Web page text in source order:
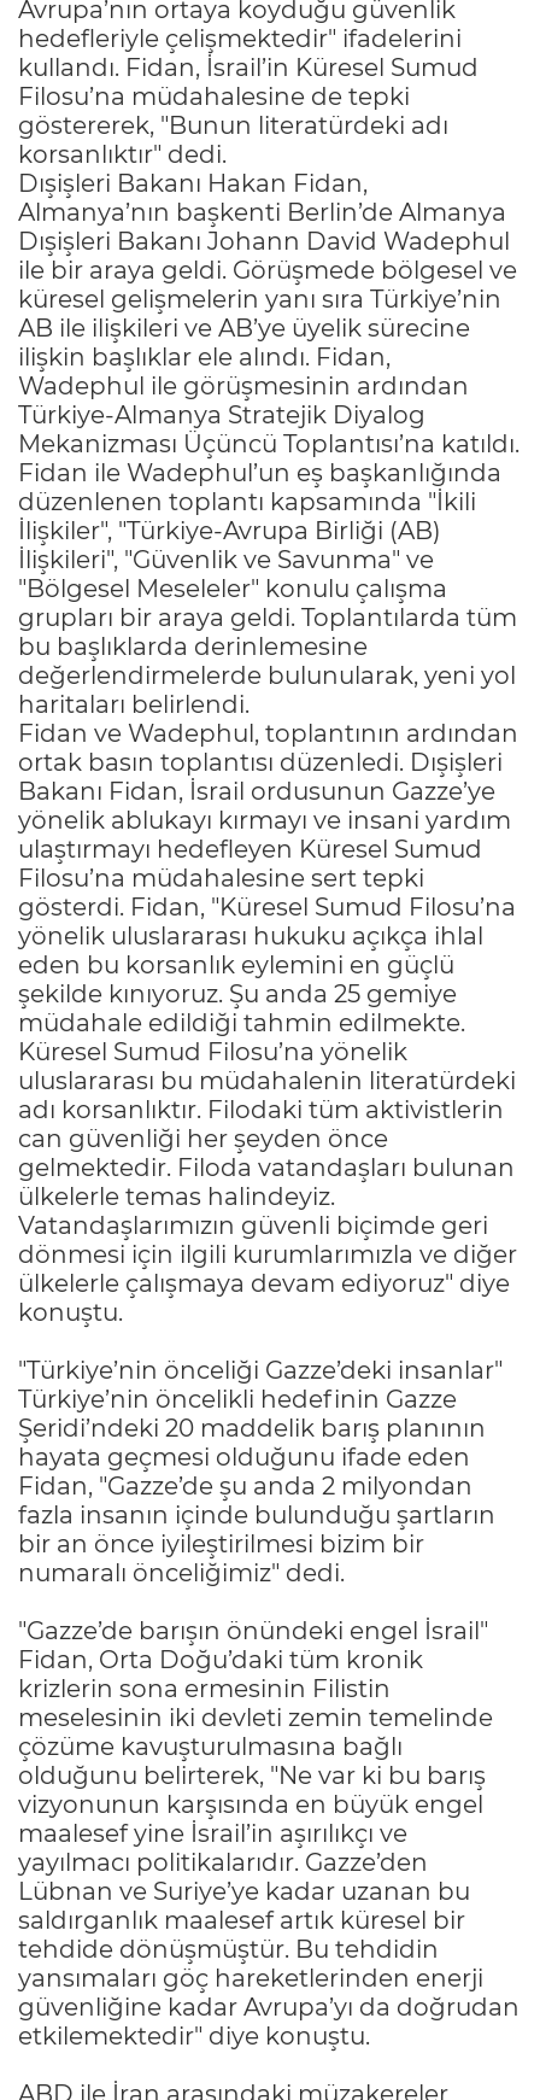
Avrupa’nın ortaya koyduğu güvenlik
hedefleriyle çelişmektedir" ifadelerini
kullandı. Fidan, İsrail’in Küresel Sumud
Filosu’na müdahalesine de tepki
göstererek, "Bunun literatürdeki adı
korsanlıktır" dedi.
Dışişleri Bakanı Hakan Fidan,
Almanya’nın başkenti Berlin’de Almanya
Dışişleri Bakanı Johann David Wadephul
ile bir araya geldi. Görüşmede bölgesel ve
küresel gelişmelerin yanı sıra Türkiye’nin
AB ile ilişkileri ve AB’ye üyelik sürecine
ilişkin başlıklar ele alındı. Fidan,
Wadephul ile görüşmesinin ardından
Türkiye-Almanya Stratejik Diyalog
Mekanizması Üçüncü Toplantısı’na katıldı.
Fidan ile Wadephul’un eş başkanlığında
düzenlenen toplantı kapsamında "İkili
İlişkiler", "Türkiye-Avrupa Birliği (AB)
İlişkileri", "Güvenlik ve Savunma" ve
"Bölgesel Meseleler" konulu çalışma
grupları bir araya geldi. Toplantılarda tüm
bu başlıklarda derinlemesine
değerlendirmelerde bulunularak, yeni yol
haritaları belirlendi.
Fidan ve Wadephul, toplantının ardından
ortak basın toplantısı düzenledi. Dışişleri
Bakanı Fidan, İsrail ordusunun Gazze’ye
yönelik ablukayı kırmayı ve insani yardım
ulaştırmayı hedefleyen Küresel Sumud
Filosu’na müdahalesine sert tepki
gösterdi. Fidan, "Küresel Sumud Filosu’na
yönelik uluslararası hukuku açıkça ihlal
eden bu korsanlık eylemini en güçlü
şekilde kınıyoruz. Şu anda 25 gemiye
müdahale edildiği tahmin edilmekte.
Küresel Sumud Filosu’na yönelik
uluslararası bu müdahalenin literatürdeki
adı korsanlıktır. Filodaki tüm aktivistlerin
can güvenliği her şeyden önce
gelmektedir. Filoda vatandaşları bulunan
ülkelerle temas halindeyiz.
Vatandaşlarımızın güvenli biçimde geri
dönmesi için ilgili kurumlarımızla ve diğer
ülkelerle çalışmaya devam ediyoruz" diye
konuştu.
"Türkiye’nin önceliği Gazze’deki insanlar"
Türkiye’nin öncelikli hedefinin Gazze
Şeridi’ndeki 20 maddelik barış planının
hayata geçmesi olduğunu ifade eden
Fidan, "Gazze’de şu anda 2 milyondan
fazla insanın içinde bulunduğu şartların
bir an önce iyileştirilmesi bizim bir
numaralı önceliğimiz" dedi.
"Gazze’de barışın önündeki engel İsrail"
Fidan, Orta Doğu’daki tüm kronik
krizlerin sona ermesinin Filistin
meselesinin iki devleti zemin temelinde
çözüme kavuşturulmasına bağlı
olduğunu belirterek, "Ne var ki bu barış
vizyonunun karşısında en büyük engel
maalesef yine İsrail’in aşırılıkçı ve
yayılmacı politikalarıdır. Gazze’den
Lübnan ve Suriye’ye kadar uzanan bu
saldırganlık maalesef artık küresel bir
tehdide dönüşmüştür. Bu tehdidin
yansımaları göç hareketlerinden enerji
güvenliğine kadar Avrupa’yı da doğrudan
etkilemektedir" diye konuştu.
ABD ile İran arasındaki müzakereler